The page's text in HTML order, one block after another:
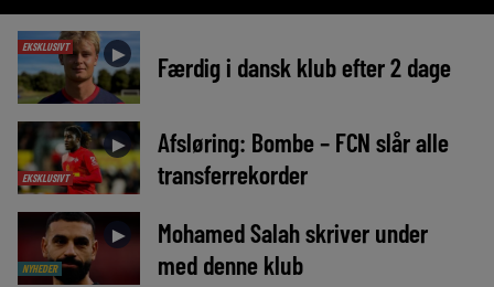
EKSKLUSIVT ► Færdig i dansk klub efter 2 dage
EKSKLUSIVT
►
Afsløring: Bombe – FCN slår alle
transferrekorder
NYHEDER
►
Mohamed Salah skriver under
med denne klub